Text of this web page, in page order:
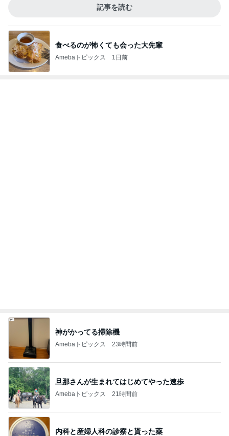
記事を読む
食べるのが怖くても会った大先輩
Amebaトピックス 1日前
神がかってる掃除機
Amebaトピックス 23時間前
旦那さんが生まれてはじめてやった速歩
Amebaトピックス 21時間前
内科と産婦人科の診察と貰った薬